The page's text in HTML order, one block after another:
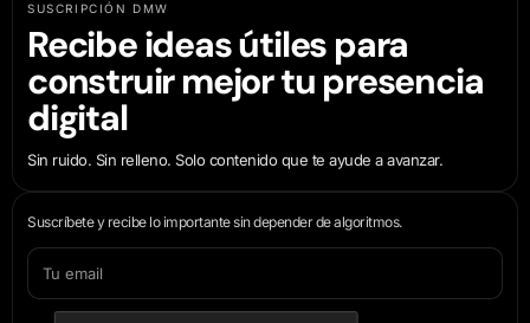
SUSCRIPCIÓN DMW
Recibe ideas útiles para
construir mejor tu presencia
digital
Sin ruido. Sin relleno. Solo contenido que te ayude a avanzar.
Suscríbete y recibe lo importante sin depender de algoritmos.